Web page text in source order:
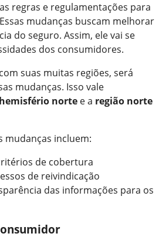
regras e regulamentações para
mudanças buscam melhorar
do seguro. Assim, ele vai se
dos consumidores.
suas muitas regiões, será
mudanças. Isso vale
hemisfério norte e a região norte
mudanças incluem:
de cobertura
de reivindicação
das informações para os